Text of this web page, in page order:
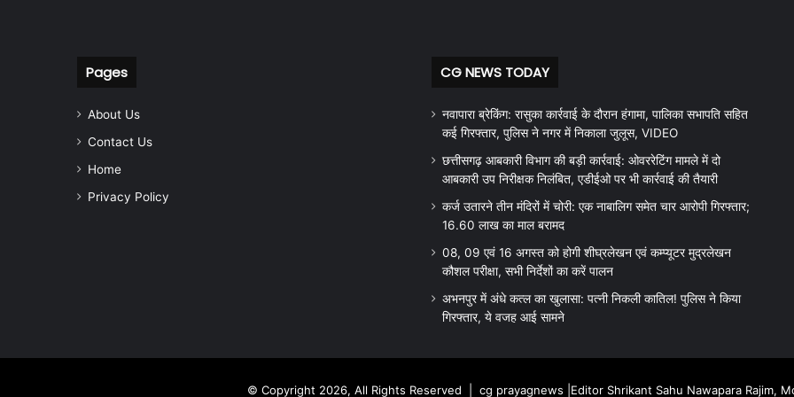
Pages
About Us
Contact Us
Home
Privacy Policy
CG NEWS TODAY
नवापारा ब्रेकिंग: रासुका कार्रवाई के दौरान हंगामा, पालिका सभापति सहित
कई गिरफ्तार, पुलिस ने नगर में निकाला जुलूस, VIDEO
छत्तीसगढ़ आबकारी विभाग की बड़ी कार्रवाई: ओवररेटिंग मामले में दो
आबकारी उप निरीक्षक निलंबित, एडीईओ पर भी कार्रवाई की तैयारी
कर्ज उतारने तीन मंदिरों में चोरी: एक नाबालिग समेत चार आरोपी गिरफ्तार;
16.60 लाख का माल बरामद
08, 09 एवं 16 अगस्त को होगी शीघ्रलेखन एवं कम्प्यूटर मुद्रलेखन
कौशल परीक्षा, सभी निर्देशों का करें पालन
अभनपुर में अंधे कत्ल का खुलासा: पत्नी निकली कातिल! पुलिस ने किया
गिरफ्तार, ये वजह आई सामने
© Copyright 2026, All Rights Reserved | cg prayagnews |Editor Shrikant Sahu Nawapara Rajim,